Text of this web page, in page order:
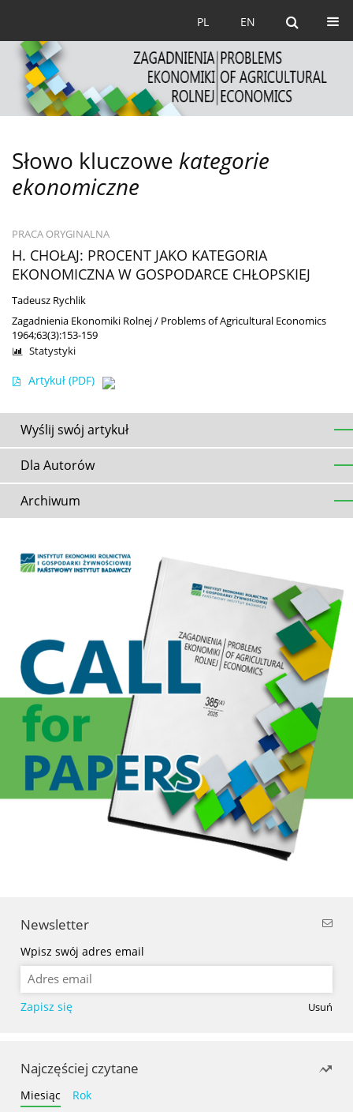
EN
PL
Słowo kluczowe kategorie
ekonomiczne
PRACA ORYGINALNA
H. CHOŁAJ: PROCENT JAKO KATEGORIA
EKONOMICZNA W GOSPODARCE CHŁOPSKIEJ
Tadeusz Rychlik
Zagadnienia Ekonomiki Rolnej / Problems of Agricultural Economics
1964;63(3):153-159
Artykuł (PDF)
Statystyki
Wyślij swój artykuł
Dla Autorów
Archiwum
Newsletter
Wpisz swój adres email
Zapisz się Usuń
Najczęściej czytane
Miesiąc
Rok